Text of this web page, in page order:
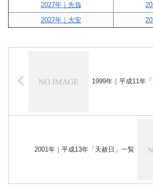
2027年｜先負
2027年｜大安
1999年｜平成11年
2001年｜平成13年「天赦日」一覧